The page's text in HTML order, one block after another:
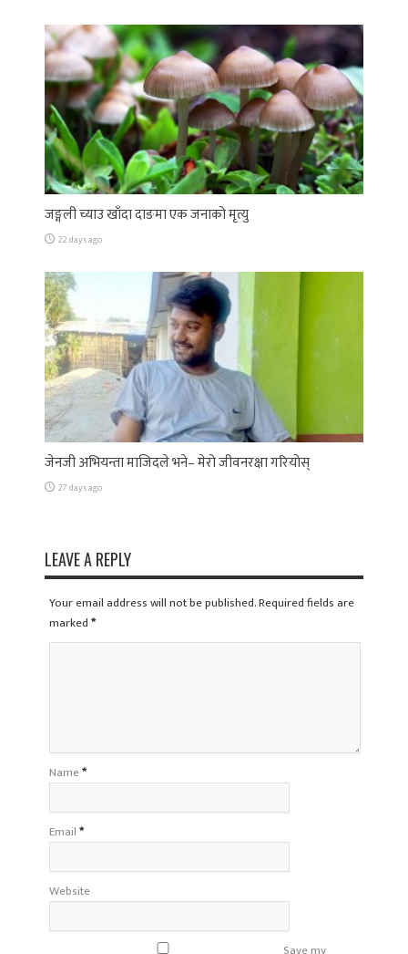
जङ्गली च्याउ खाँदा दाङमा एक जनाको मृत्यु
22 days ago
जेनजी अभियन्ता माजिदले भने– मेरो जीवनरक्षा गरियोस्
27 days ago
LEAVE A REPLY
Your email address will not be published. Required fields are
marked*
Name*
Email*
Website